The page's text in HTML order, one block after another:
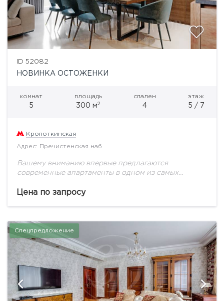
ID 52082
НОВИНКА ОСТОЖЕНКИ
комнат
5
площадь
300 м2
спален
4
этаж
5 / 7
Кропоткинская
Адрес: Пречистенская наб.
Вашему вниманию впервые предлагаются
современные апартаменты в одном из самых
качественный ремонт по авторскому проекту
Цена по запросу
Спецпредложение